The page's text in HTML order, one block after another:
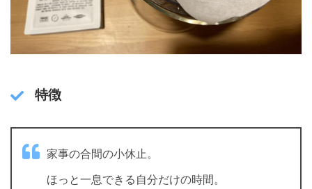
特徴
家事の合間の小休止。
ほっと一息できる自分だけの時間。